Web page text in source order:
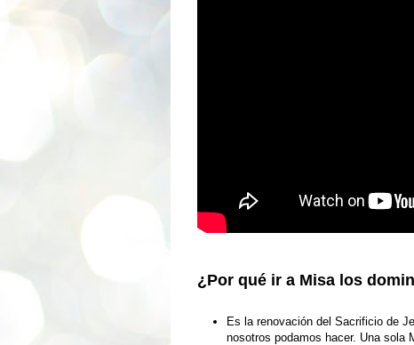
¿Por qué ir a Misa los
Es la renovación del Sacrificio de
nosotros podamos hacer. Una sola